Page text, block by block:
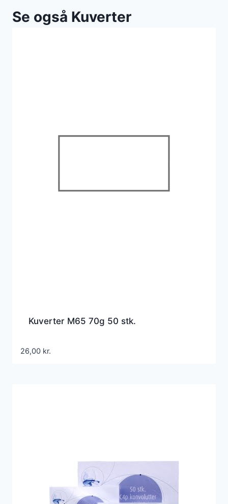
Se også Kuverter
Kuverter M65 70g 50 stk.
26,00 kr.